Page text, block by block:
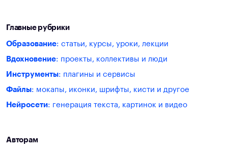
Главные рубрики
Образование: статьи, курсы, уроки, лекции
Вдохновение: проекты, коллективы и люди
Инструменты: плагины и сервисы
Файлы: мокапы, иконки, шрифты, кисти и другое
Нейросети: генерация текста, картинок и видео
Авторам